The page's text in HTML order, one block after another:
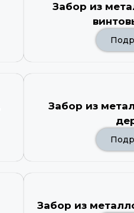
Забор из
Забор из
Забор из